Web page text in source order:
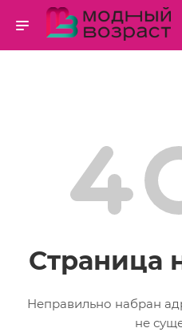
Страница
Неправильно набран
не